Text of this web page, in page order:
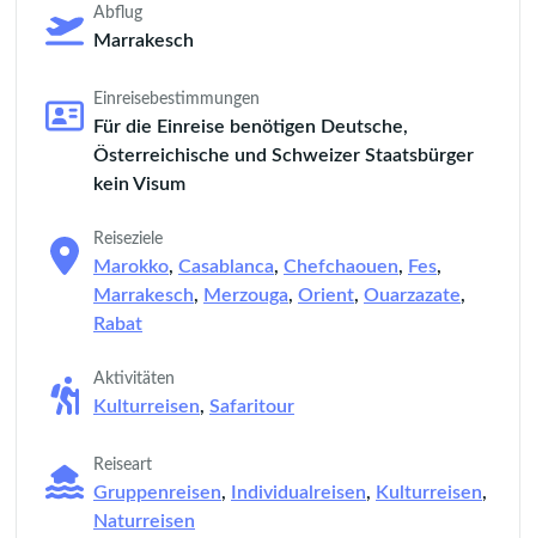
Abflug
Marrakesch
Einreisebestimmungen
Für die Einreise benötigen Deutsche,
Österreichische und Schweizer Staatsbürger
kein Visum
Reiseziele
Marokko, Casablanca, Chefchaouen, Fes,
Marrakesch, Merzouga, Orient, Ouarzazate,
Rabat
Aktivitäten
Kulturreisen, Safaritour
Reiseart
Gruppenreisen, Individualreisen, Kulturreisen,
Naturreisen